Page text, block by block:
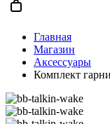
Главная
Магазин
Аксессуары
Комплект